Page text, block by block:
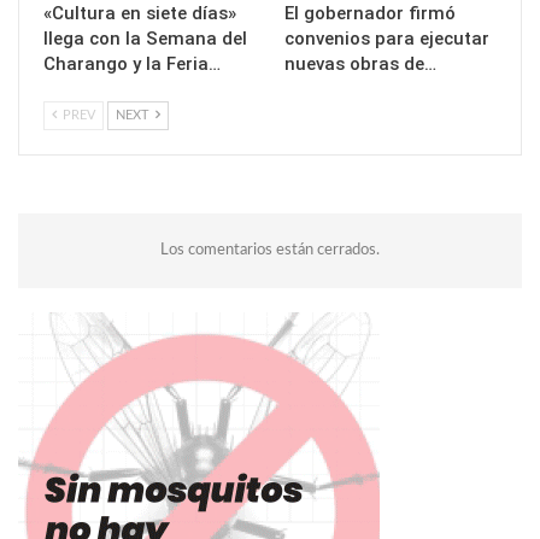
«Cultura en siete días»
llega con la Semana del
Charango y la Feria…
El gobernador firmó
convenios para ejecutar
nuevas obras de…
PREV NEXT
Los comentarios están cerrados.